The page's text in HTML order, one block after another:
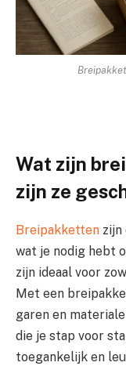
Wat zijn
zijn ze
Breipakketten zijn
wat je nodig hebt
zijn ideaal voor
Met een
garen en
die je stap voor
toegankelijk en